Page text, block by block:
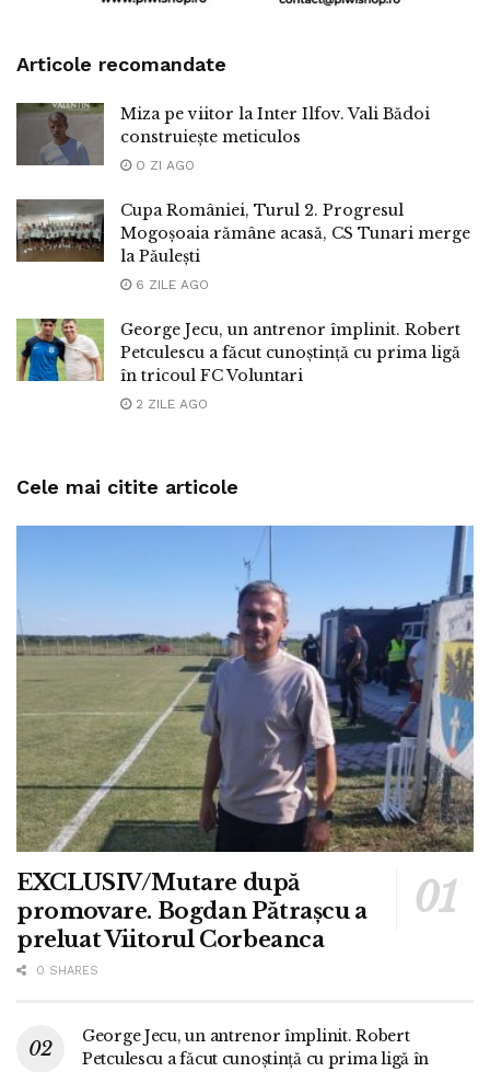
Articole recomandate
Miza pe viitor la Inter Ilfov. Vali Bădoi
construiește meticulos
O ZI AGO
Cupa României, Turul 2. Progresul
Mogoșoaia rămâne acasă, CS Tunari merge
la Păulești
6 ZILE AGO
George Jecu, un antrenor împlinit. Robert
Petculescu a făcut cunoștință cu prima ligă
în tricoul FC Voluntari
2 ZILE AGO
Cele mai citite articole
EXCLUSIV/Mutare după
promovare. Bogdan Pătrașcu a
preluat Viitorul Corbeanca
0 SHARES
George Jecu, un antrenor împlinit. Robert
Petculescu a făcut cunoștință cu prima ligă în